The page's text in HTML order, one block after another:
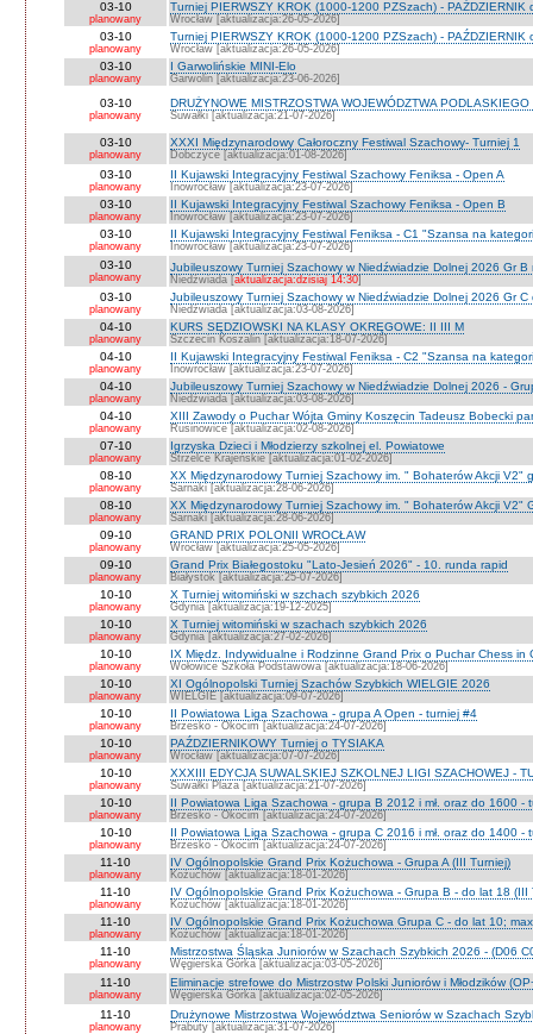
03-10
planowany
Turniej PIERWSZY KROK (1000-1200 PZSzach) - PAŹDZIERNIK
Wrocław [aktualizacja:26-05-2026]
03-10
planowany
Turniej PIERWSZY KROK (1000-1200 PZSzach) - PAŹDZIERNIK
Wrocław [aktualizacja:26-05-2026]
03-10
planowany
I Garwolińskie MINI-Elo
Garwolin [aktualizacja:23-06-2026]
03-10
planowany
DRUŻYNOWE MISTRZOSTWA WOJEWÓDZTWA
Suwałki [aktualizacja:21-07-2026]
03-10
planowany
XXXI Międzynarodowy Całoroczny Festiwal Szachowy- Turniej 1
Dobczyce [aktualizacja:01-08-2026]
03-10
planowany
II Kujawski Integracyjny Festiwal Szachowy Feniksa - Open A
Inowrocław [aktualizacja:23-07-2026]
03-10
planowany
II Kujawski Integracyjny Festiwal Szachowy Feniksa - Open B
Inowrocław [aktualizacja:23-07-2026]
03-10
planowany
II Kujawski Integracyjny Festiwal Feniksa - C1 "Szansa na
Inowrocław [aktualizacja:23-07-2026]
03-10
planowany
Jubileuszowy Turniej Szachowy w Niedźwiadzie Dolnej 2026 Gr
Niedźwiada [aktualizacja:dzisiaj 14:30]
03-10
planowany
Jubileuszowy Turniej Szachowy w Niedźwiadzie Dolnej 2026 Gr
Niedźwiada [aktualizacja:03-08-2026]
04-10
planowany
KURS SĘDZIOWSKI NA KLASY OKRĘGOWE: II III M
Szczecin Koszalin [aktualizacja:18-07-2026]
04-10
planowany
II Kujawski Integracyjny Festiwal Feniksa - C2 "Szansa na
Inowrocław [aktualizacja:23-07-2026]
04-10
planowany
Jubileuszowy Turniej Szachowy w Niedźwiadzie Dolnej 2026 -
Niedżwiada [aktualizacja:03-08-2026]
04-10
planowany
XIII Zawody o Puchar Wójta Gminy Koszęcin Tadeusz Bobecki
Rusinowice [aktualizacja:02-08-2026]
07-10
planowany
Igrzyska Dzieci i Młodzierzy szkolnej el. Powiatowe
Strzelce Krajeńskie [aktualizacja:01-02-2026]
08-10
planowany
XX Międzynarodowy Turniej Szachowy im. " Bohaterów Akcji V2"
Sarnaki [aktualizacja:28-06-2026]
08-10
planowany
XX Międzynarodowy Turniej Szachowy im. " Bohaterów Akcji V2"
Sarnaki [aktualizacja:28-06-2026]
09-10
planowany
GRAND PRIX POLONII WROCŁAW
Wrocław [aktualizacja:25-05-2026]
09-10
planowany
Grand Prix Białegostoku "Lato-Jesień 2026" - 10. runda rapid
Białystok [aktualizacja:25-07-2026]
10-10
planowany
X Turniej witomiński w szchach szybkich 2026
Gdynia [aktualizacja:19-12-2025]
10-10
planowany
X Turniej witomiński w szachach szybkich 2026
Gdynia [aktualizacja:27-02-2026]
10-10
planowany
IX Międz. Indywidualne i Rodzinne Grand Prix o Puchar Chess in
Wołowice Szkoła Podstawowa [aktualizacja:18-06-2026]
10-10
planowany
XI Ogólnopolski Turniej Szachów Szybkich WIELGIE 2026
WIELGIE [aktualizacja:09-07-2026]
10-10
planowany
II Powiatowa Liga Szachowa - grupa A Open - turniej #4
Brzesko - Okocim [aktualizacja:24-07-2026]
10-10
planowany
PAŹDZIERNIKOWY Turniej o TYSIAKA
Wrocław [aktualizacja:07-07-2026]
10-10
planowany
XXXIII EDYCJA SUWALSKIEJ SZKOLNEJ LIGI SZACHOWEJ -
Suwałki Plaza [aktualizacja:21-07-2026]
10-10
planowany
II Powiatowa Liga Szachowa - grupa B 2012 i mł. oraz do 1600 -
Brzesko - Okocim [aktualizacja:24-07-2026]
10-10
planowany
II Powiatowa Liga Szachowa - grupa C 2016 i mł. oraz do 1400 -
Brzesko - Okocim [aktualizacja:24-07-2026]
11-10
planowany
IV Ogólnopolskie Grand Prix Kożuchowa - Grupa A (III Turniej)
Kożuchów [aktualizacja:18-01-2026]
11-10
planowany
IV Ogólnopolskie Grand Prix Kożuchowa - Grupa B - do lat 18 (III
Kożuchów [aktualizacja:18-01-2026]
11-10
planowany
IV Ogólnopolskie Grand Prix Kożuchowa Grupa C - do lat 10;
Kożuchów [aktualizacja:18-01-2026]
11-10
planowany
Mistrzostwa Śląska Juniorów w Szachach Szybkich 2026 - (D06
Węgierska Górka [aktualizacja:03-05-2026]
11-10
planowany
Eliminacje strefowe do Mistrzostw Polski Juniorów i Młodzików
Węgierska Górka [aktualizacja:02-05-2026]
11-10
planowany
Drużynowe Mistrzostwa Województwa Seniorów w Szachach
Prabuty [aktualizacja:31-07-2026]